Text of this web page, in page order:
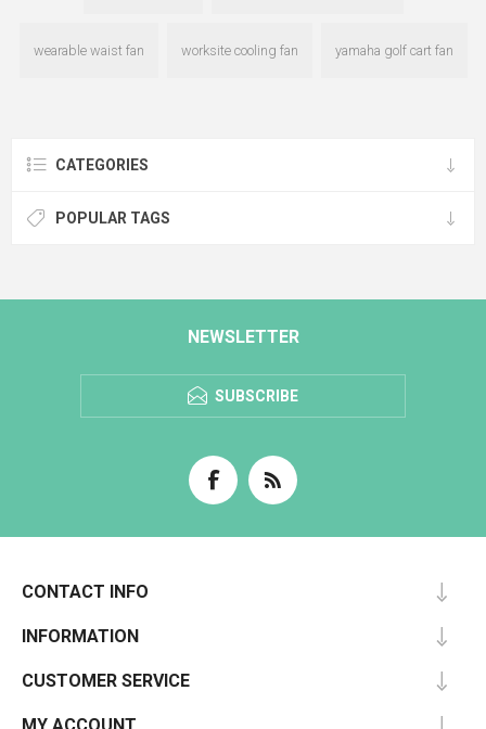
wearable waist fan worksite cooling fan yamaha golf cart fan
CATEGORIES
POPULAR TAGS
NEWSLETTER
SUBSCRIBE
CONTACT INFO
INFORMATION
CUSTOMER SERVICE